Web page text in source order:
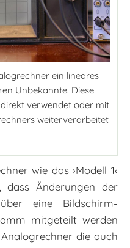
ein lineares
Unbekannte. Diese
verwendet oder mit
weiterverarbeitet
wie das ›Modell 1‹
Änderungen der
eine Bildschirm-
mitgeteilt werden
die auch